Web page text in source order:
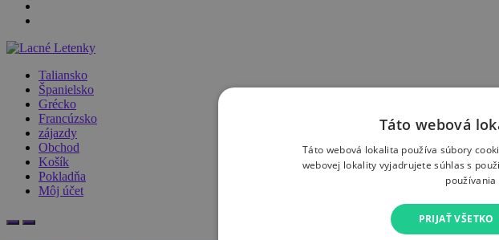
Taliansko
Španielsko
Grécko
Francúzsko
zájazdy
Obchod
Košík
Pokladňa
Môj účet
Táto webová
Táto webová lokalita používa súbory
webovej lokality vyjadrujete súhlas s
PRIJAŤ VŠETKO